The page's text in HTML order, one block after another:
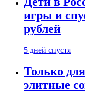
игры и
рублей
5 дней спустя
Только
элитные